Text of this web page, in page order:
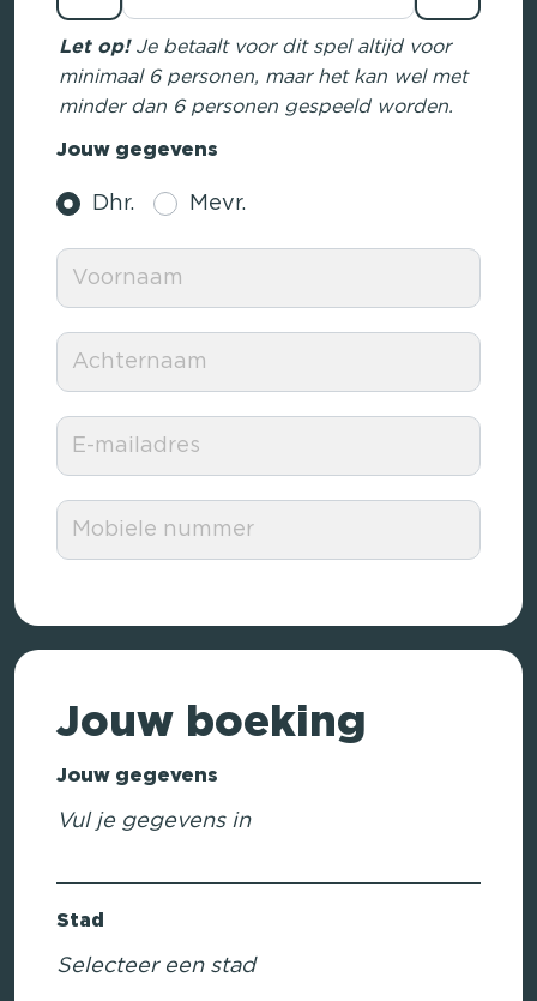
Let op!Je betaalt voor dit spel altijd voor
minimaal 6 personen, maar het kan wel met
minder dan 6 personen gespeeld worden.
Jouw gegevens
Dhr. Mevr.
Jouw boeking
Jouw gegevens
Vul je gegevens in
Stad
Selecteer een stad